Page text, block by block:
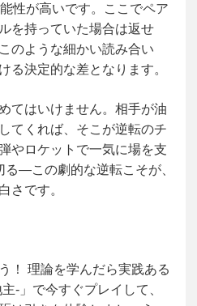
性が高いです。ここでペア
を持っていた場合は返せ
のような細かい読み合い
る決定的な差となります。
てはいけません。相手が油
てくれば、そこが逆転のチ
やロケットで一気に場を支
―この劇的な逆転こそが、
さです。
！
理論を学んだら実践ある
-」で今すぐプレイして、